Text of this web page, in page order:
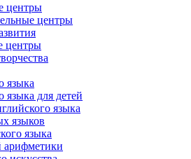
центры
центры
центры
языка
языка для детей
языка
языков
языка
арифметики